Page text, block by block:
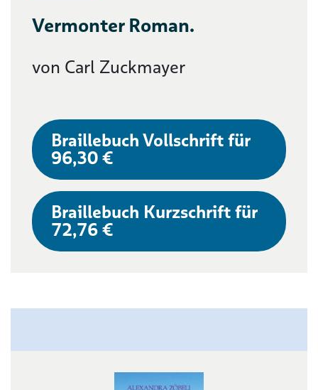
Vermonter Roman.
von Carl Zuckmayer
Braillebuch Vollschrift für
96,30 €
Braillebuch Kurzschrift für
72,76 €